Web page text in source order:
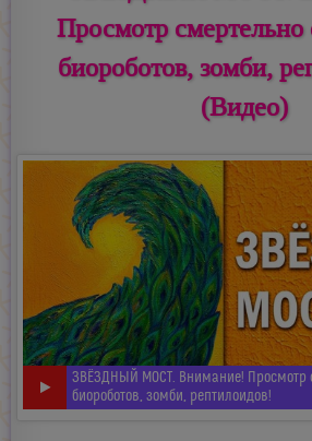
Просмотр смертельно
биороботов, зомби,
(Видео)
ЗВЁЗДНЫЙ МОСТ. Внимание! Просмотр
биороботов, зомби, рептилоидов!